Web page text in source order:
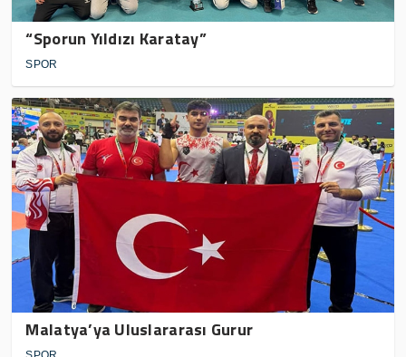
“Sporun Yıldızı Karatay”
SPOR
Malatya’ya Uluslararası Gurur